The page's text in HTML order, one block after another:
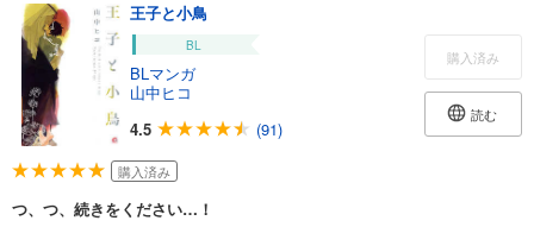
王子と小鳥
BL
BLマンガ
山中ヒコ
4.5
(91)
購入済み
読む
購入済み
つ、つ、続きをください…！